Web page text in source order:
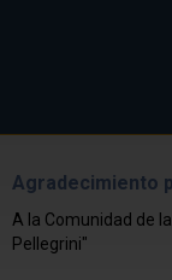
Agradecimiento
A la Comunidad de
Pellegrini"